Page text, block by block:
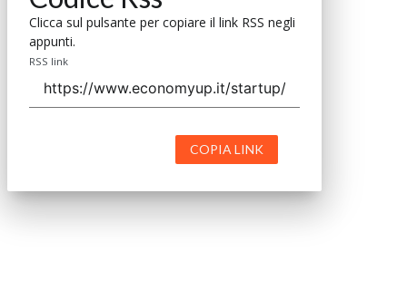
Clicca sul pulsante per copiare il link RSS negli
appunti.
RSS link
COPIA LINK